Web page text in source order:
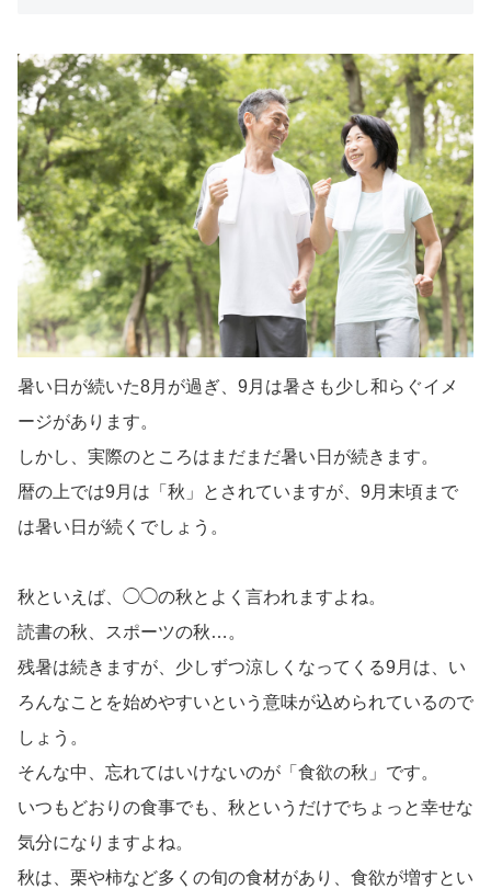
暑い日が続いた8月が過ぎ、9月は暑さも少し和らぐイメ
ージがあります。
しかし、実際のところはまだまだ暑い日が続きます。
暦の上では9月は「秋」とされていますが、9月末頃まで
は暑い日が続くでしょう。
秋といえば、◯◯の秋とよく言われますよね。
読書の秋、スポーツの秋…。
残暑は続きますが、少しずつ涼しくなってくる9月は、い
ろんなことを始めやすいという意味が込められているので
しょう。
そんな中、忘れてはいけないのが「食欲の秋」です。
いつもどおりの食事でも、秋というだけでちょっと幸せな
気分になりますよね。
秋は、栗や柿など多くの旬の食材があり、食欲が増すとい